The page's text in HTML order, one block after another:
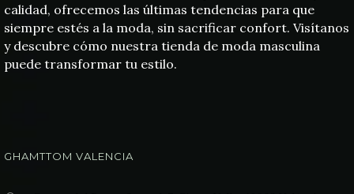
calidad, ofrecemos las últimas tendencias para que
siempre estés a la moda, sin sacrificar confort. Visítanos
y descubre cómo nuestra tienda de moda masculina
puede transformar tu estilo.
GHAMTTOM VALENCIA